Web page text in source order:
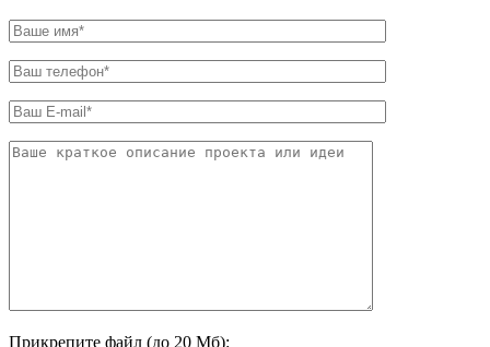
Прикрепите файл (до 20 Мб):